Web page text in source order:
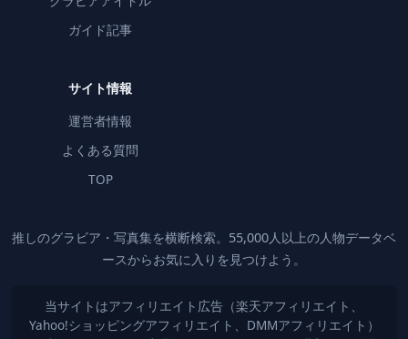
ガイド記事
サイト情報
運営者情報
よくある質問
TOP
推しのグラビア・写真集を横断検索。55,000人以上の人物データベ
ースからお気に入りを見つけよう。
当サイトはアフィリエイト広告（楽天アフィリエイト、
Yahoo!ショッピングアフィリエイト、DMMアフィリエイト）